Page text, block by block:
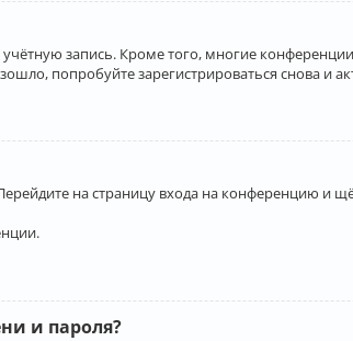
запись. Кроме того, многие
попробуйте зарегистрироваться снова и
на страницу входа на конференцию и
и пароля?